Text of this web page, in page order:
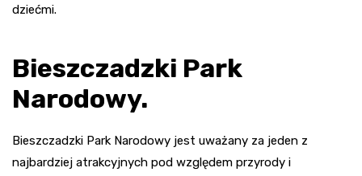
dziećmi.
Bieszczadzki Park
Narodowy.
Bieszczadzki Park Narodowy jest uważany za jeden z
najbardziej atrakcyjnych pod względem przyrody i